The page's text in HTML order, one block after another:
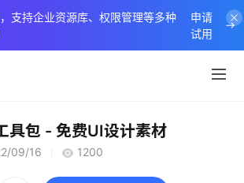
支持企业资源库、权限管理等多种
申请
试用
具包 - 免费UI设计素材
09/16 1200